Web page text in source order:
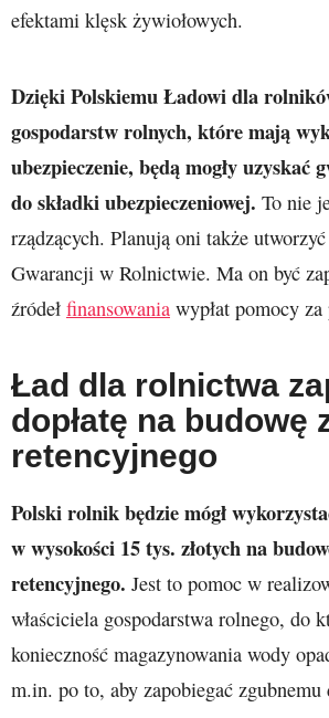
efektami klęsk żywiołowych.
Dzięki Polskiemu Ładowi dla
gospodarstw rolnych, które mają
ubezpieczenie, będą mogły uzyskać
do składki ubezpieczeniowej. To nie
rządzących. Planują oni także
Gwarancji w Rolnictwie. Ma on być
źródeł finansowania wypłat pomocy
Ład dla rolnictwa
dopłatę na budowę
retencyjnego
Polski rolnik będzie mógł
w wysokości 15 tys. złotych na
retencyjnego. Jest to pomoc w
właściciela gospodarstwa rolnego, do
konieczność magazynowania wody
m.in. po to, aby zapobiegać zgubnemu